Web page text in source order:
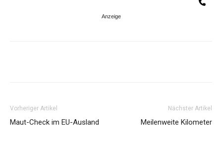
Vorheriger Artikel
Maut-Check im EU-Ausland
Nächster Artikel
Meilenweite Kilometer